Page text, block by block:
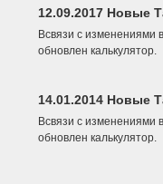
12.09.2017 Новые
Всвязи с изменениями
обновлен калькулятор.
14.01.2014 Новые
Всвязи с изменениями
обновлен калькулятор.